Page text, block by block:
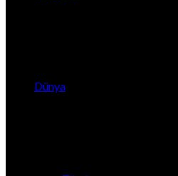
Dünya